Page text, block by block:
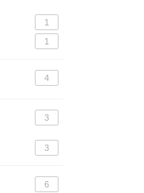
1
1
4
3
3
6